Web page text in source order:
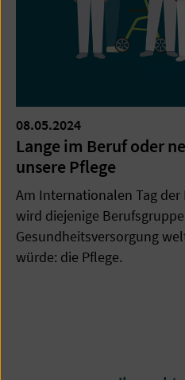
08.05.2024
Lange im Beruf oder
unsere Pflege
Am Internationalen Tag der
wird diejenige
Gesundheitsversorgung
würde: die Pflege.